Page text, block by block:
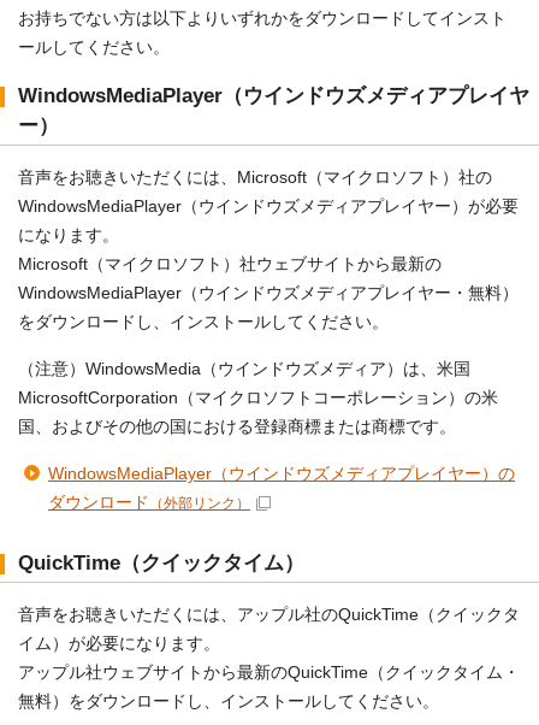
お持ちでない方は以下よりいずれかをダウンロードしてインスト
ールしてください。
WindowsMediaPlayer（ウインドウズメディアプレイヤ
ー）
音声をお聴きいただくには、Microsoft（マイクロソフト）社の
WindowsMediaPlayer（ウインドウズメディアプレイヤー）が必要
になります。
Microsoft（マイクロソフト）社ウェブサイトから最新の
WindowsMediaPlayer（ウインドウズメディアプレイヤー・無料）
をダウンロードし、インストールしてください。
（注意）WindowsMedia（ウインドウズメディア）は、米国
MicrosoftCorporation（マイクロソフトコーポレーション）の米
国、およびその他の国における登録商標または商標です。
WindowsMediaPlayer（ウインドウズメディアプレイヤー）の
ダウンロード
（外部リンク）
QuickTime（クイックタイム）
音声をお聴きいただくには、アップル社のQuickTime（クイックタ
イム）が必要になります。
アップル社ウェブサイトから最新のQuickTime（クイックタイム・
無料）をダウンロードし、インストールしてください。